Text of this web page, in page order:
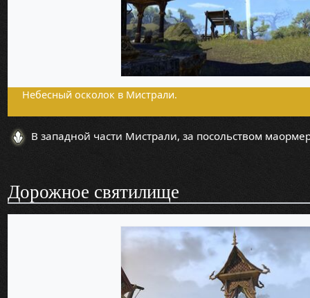
Небесный осколок в Мистрали.
В западной части Мистрали, за посольством
Дорожное святилище